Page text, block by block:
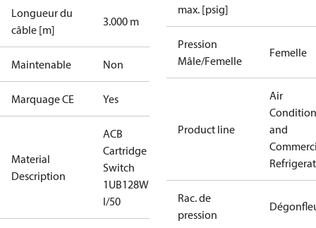
Longueur du
câble [m]
3.000 m
Maintenable Non
Marquage CE Yes
Material
Description
ACB
Cartridge
Switch
1UB128W
I/50
max. [psig]
Pression
Mâle/Femelle
Femelle
Product line
Air
and
Rac. de
pression